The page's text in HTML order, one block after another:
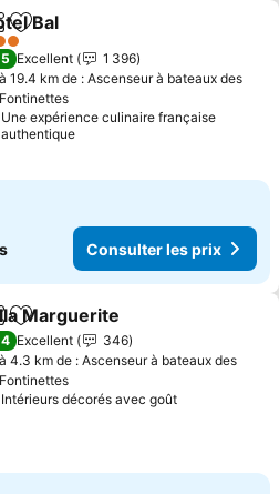
Ajouter à mes favoris
Bal
Excellent
1 396
à 19.4 km de : Ascenseur à bateaux des
Fontinettes
Une expérience culinaire française
authentique
Consulter les prix
Ajouter à mes favoris
Marguerite
Excellent
346
à 4.3 km de : Ascenseur à bateaux des
Fontinettes
Intérieurs décorés avec goût